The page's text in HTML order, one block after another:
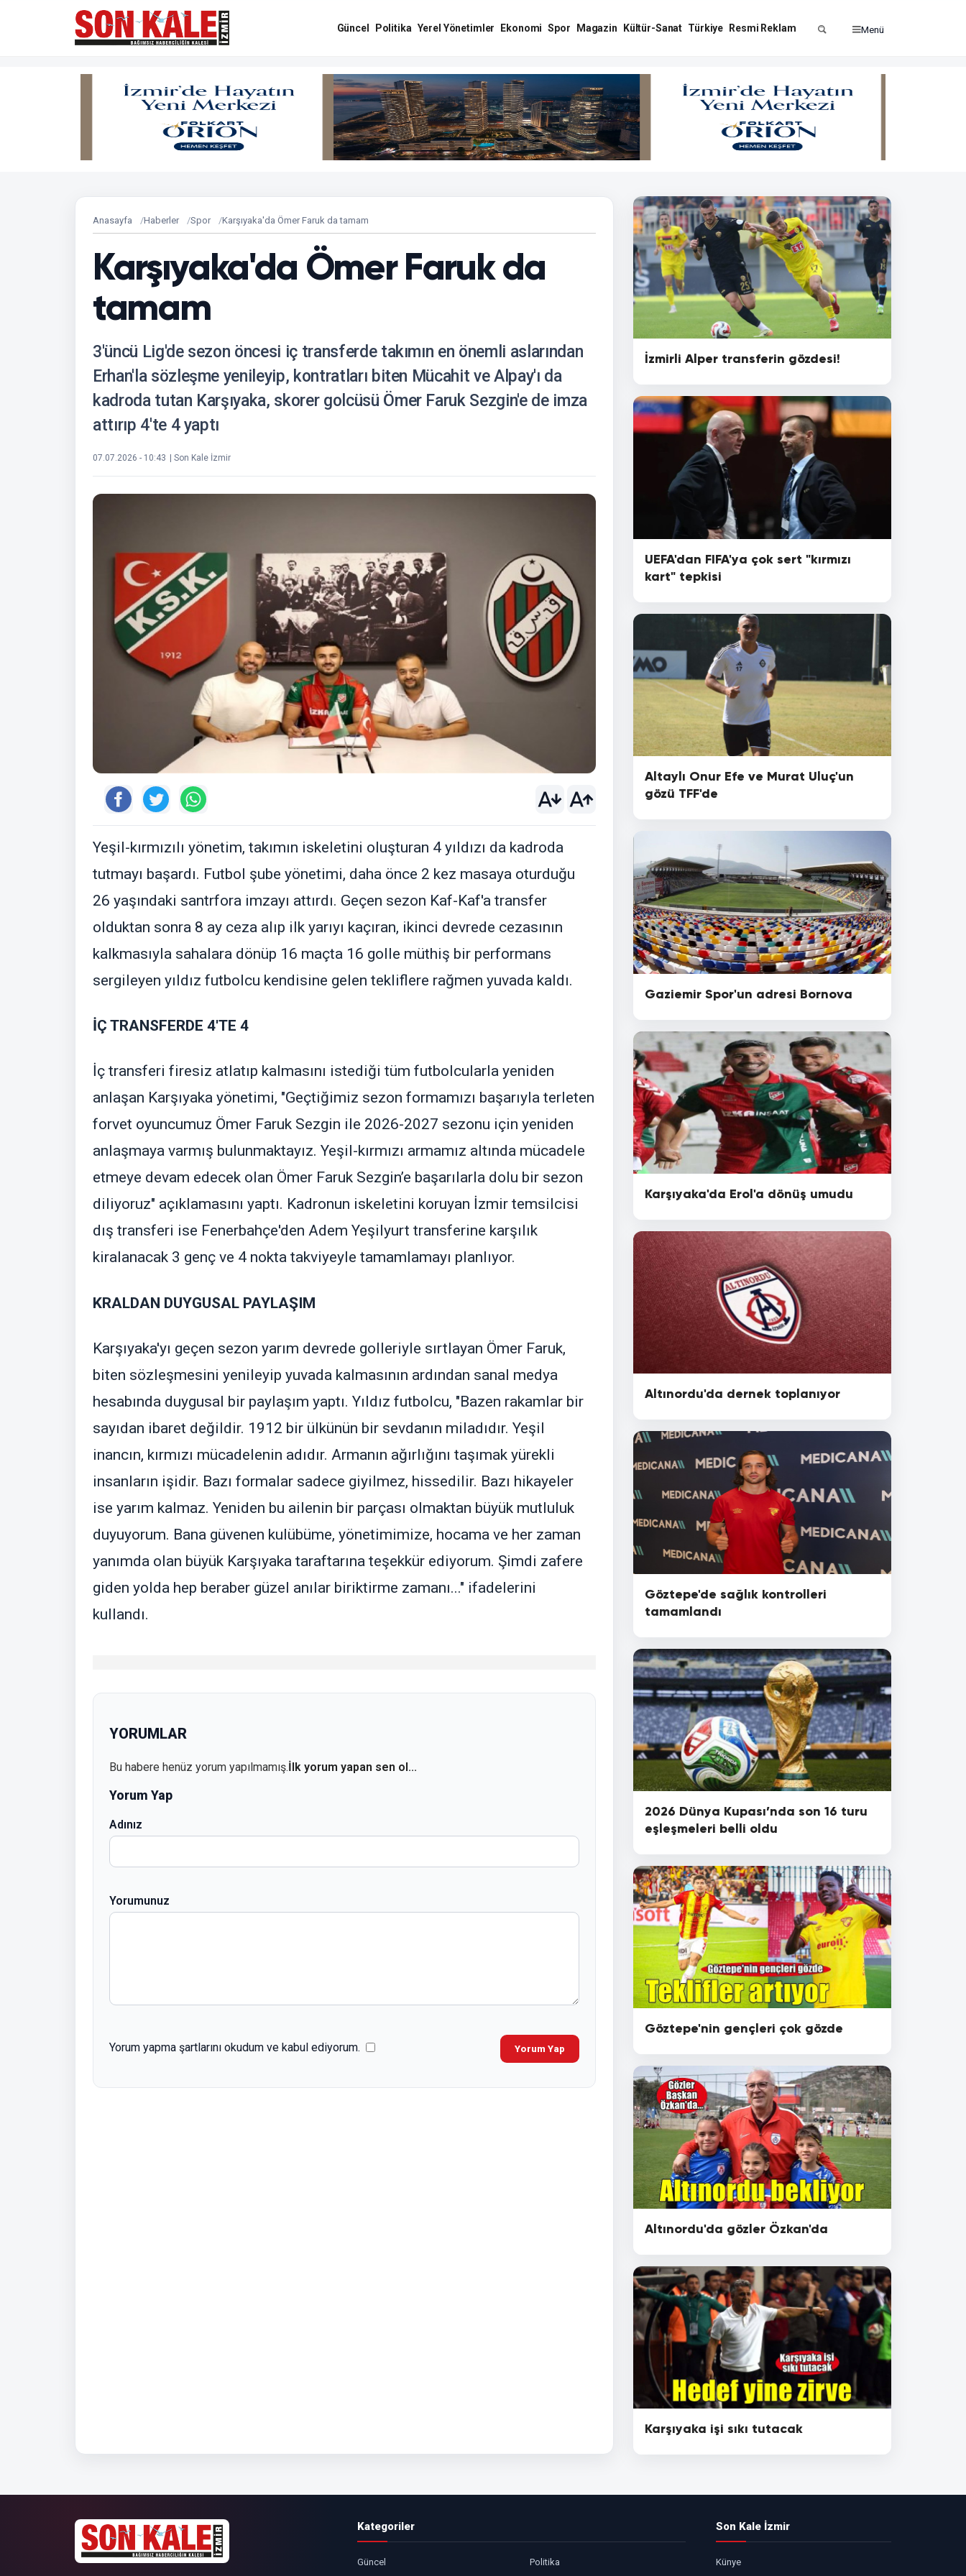
Güncel Politika Yerel Yönetimler Ekonomi Spor Magazin Kültür-Sanat Türkiye Resmi Reklam Menü
Anasayfa Haberler Spor Karşıyaka'da Ömer Faruk da tamam
Karşıyaka'da Ömer Faruk da
tamam
3'üncü Lig'de sezon öncesi iç transferde takımın en önemli aslarından
Erhan'la sözleşme yenileyip, kontratları biten Mücahit ve Alpay'ı da
kadroda tutan Karşıyaka, skorer golcüsü Ömer Faruk Sezgin'e de imza
attırıp 4'te 4 yaptı
07.07.2026 - 10:43 | Son Kale İzmir
Yeşil-kırmızılı yönetim, takımın iskeletini oluşturan 4 yıldızı da kadroda
tutmayı başardı. Futbol şube yönetimi, daha önce 2 kez masaya oturduğu
26 yaşındaki santrfora imzayı attırdı. Geçen sezon Kaf-Kaf'a transfer
olduktan sonra 8 ay ceza alıp ilk yarıyı kaçıran, ikinci devrede cezasının
kalkmasıyla sahalara dönüp 16 maçta 16 golle müthiş bir performans
sergileyen yıldız futbolcu kendisine gelen tekliflere rağmen yuvada kaldı.
İÇ TRANSFERDE 4'TE 4
İç transferi firesiz atlatıp kalmasını istediği tüm futbolcularla yeniden
anlaşan Karşıyaka yönetimi, "Geçtiğimiz sezon formamızı başarıyla terleten
forvet oyuncumuz Ömer Faruk Sezgin ile 2026-2027 sezonu için yeniden
anlaşmaya varmış bulunmaktayız. Yeşil-kırmızı armamız altında mücadele
etmeye devam edecek olan Ömer Faruk Sezgin’e başarılarla dolu bir sezon
diliyoruz" açıklamasını yaptı. Kadronun iskeletini koruyan İzmir temsilcisi
dış transferi ise Fenerbahçe'den Adem Yeşilyurt transferine karşılık
kiralanacak 3 genç ve 4 nokta takviyeyle tamamlamayı planlıyor.
KRALDAN DUYGUSAL PAYLAŞIM
Karşıyaka'yı geçen sezon yarım devrede golleriyle sırtlayan Ömer Faruk,
biten sözleşmesini yenileyip yuvada kalmasının ardından sanal medya
hesabında duygusal bir paylaşım yaptı. Yıldız futbolcu, "Bazen rakamlar bir
sayıdan ibaret değildir. 1912 bir ülkünün bir sevdanın miladıdır. Yeşil
inancın, kırmızı mücadelenin adıdır. Armanın ağırlığını taşımak yürekli
insanların işidir. Bazı formalar sadece giyilmez, hissedilir. Bazı hikayeler
ise yarım kalmaz. Yeniden bu ailenin bir parçası olmaktan büyük mutluluk
duyuyorum. Bana güvenen kulübüme, yönetimimize, hocama ve her zaman
yanımda olan büyük Karşıyaka taraftarına teşekkür ediyorum. Şimdi zafere
giden yolda hep beraber güzel anılar biriktirme zamanı..." ifadelerini
kullandı.
YORUMLAR
Bu habere henüz yorum yapılmamış.İlk yorum yapan sen ol...
Yorum Yap
Adınız
Yorumunuz
Yorum yapma şartlarını okudum ve kabul ediyorum. Yorum Yap
İzmirli Alper transferin gözdesi!
UEFA'dan FIFA'ya çok sert "kırmızı
kart" tepkisi
Altaylı Onur Efe ve Murat Uluç'un
gözü TFF'de
Gaziemir Spor'un adresi Bornova
Karşıyaka'da Erol'a dönüş umudu
Altınordu'da dernek toplanıyor
Göztepe'de sağlık kontrolleri
tamamlandı
2026 Dünya Kupası’nda son 16 turu
eşleşmeleri belli oldu
Göztepe'nin gençleri çok gözde
Altınordu'da gözler Özkan'da
Karşıyaka işi sıkı tutacak
Kategoriler
Güncel Politika
Son Kale İzmir
Künye